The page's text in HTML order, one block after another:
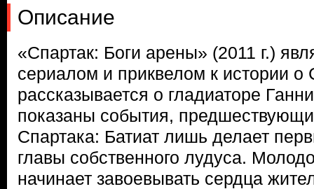
Описание
«Спартак: Боги арены» (2011 г.)
сериалом и приквелом к истории о
рассказывается о гладиаторе
показаны события,
Спартака: Батиат лишь делает
главы собственного лудуса.
начинает завоевывать сердца